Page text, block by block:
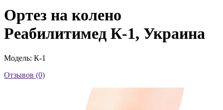
Ортез на колено
Реабилитимед К-1, Украина
Модель: К-1
Отзывов (0)